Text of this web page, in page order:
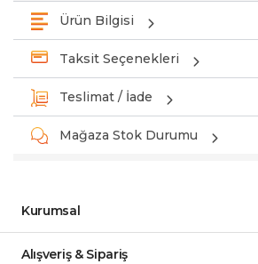
Ürün Bilgisi
Taksit Seçenekleri
Teslimat / İade
Mağaza Stok Durumu
Kurumsal
Alışveriş & Sipariş